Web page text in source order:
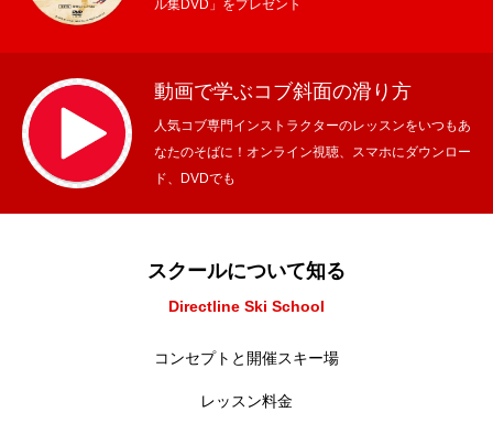
ル集DVD」をプレゼント
動画で学ぶコブ斜面の滑り方
人気コブ専門インストラクターのレッスンをいつもあ
なたのそばに！オンライン視聴、スマホにダウンロー
ド、DVDでも
スクールについて知る
Directline Ski School
コンセプトと開催スキー場
レッスン料金